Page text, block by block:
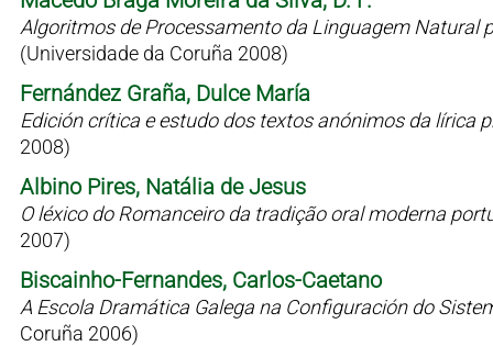
Algoritmos de Processamento da Linguagem Natural
(Universidade da Coruña 2008)
Fernández Graña, Dulce María
Edición crítica e estudo dos textos anónimos da lírica
2008)
Albino Pires, Natália de Jesus
O léxico do Romanceiro da tradição oral moderna
2007)
Biscainho-Fernandes, Carlos-Caetano
A Escola Dramática Galega na Configuración do
Coruña 2006)